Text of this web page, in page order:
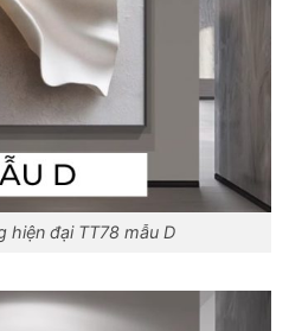
hiện đại TT78 mẫu D